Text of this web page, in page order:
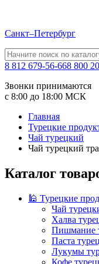
Санкт–Петербург
8 812 679-56-668 800
Звонки принимаются
с 8:00 до 18:00 МСК
Главная
Турецкие
Чай турецкий
Чай турецкий
Каталог
🕌 Турецкие
Чай
Халва
Пишмание
Паста
Лукумы
Кофе